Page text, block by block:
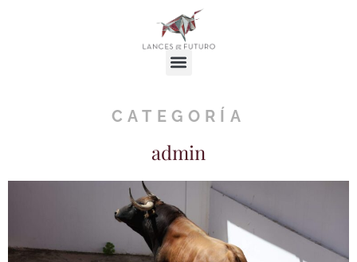
CATEGORÍA
admin